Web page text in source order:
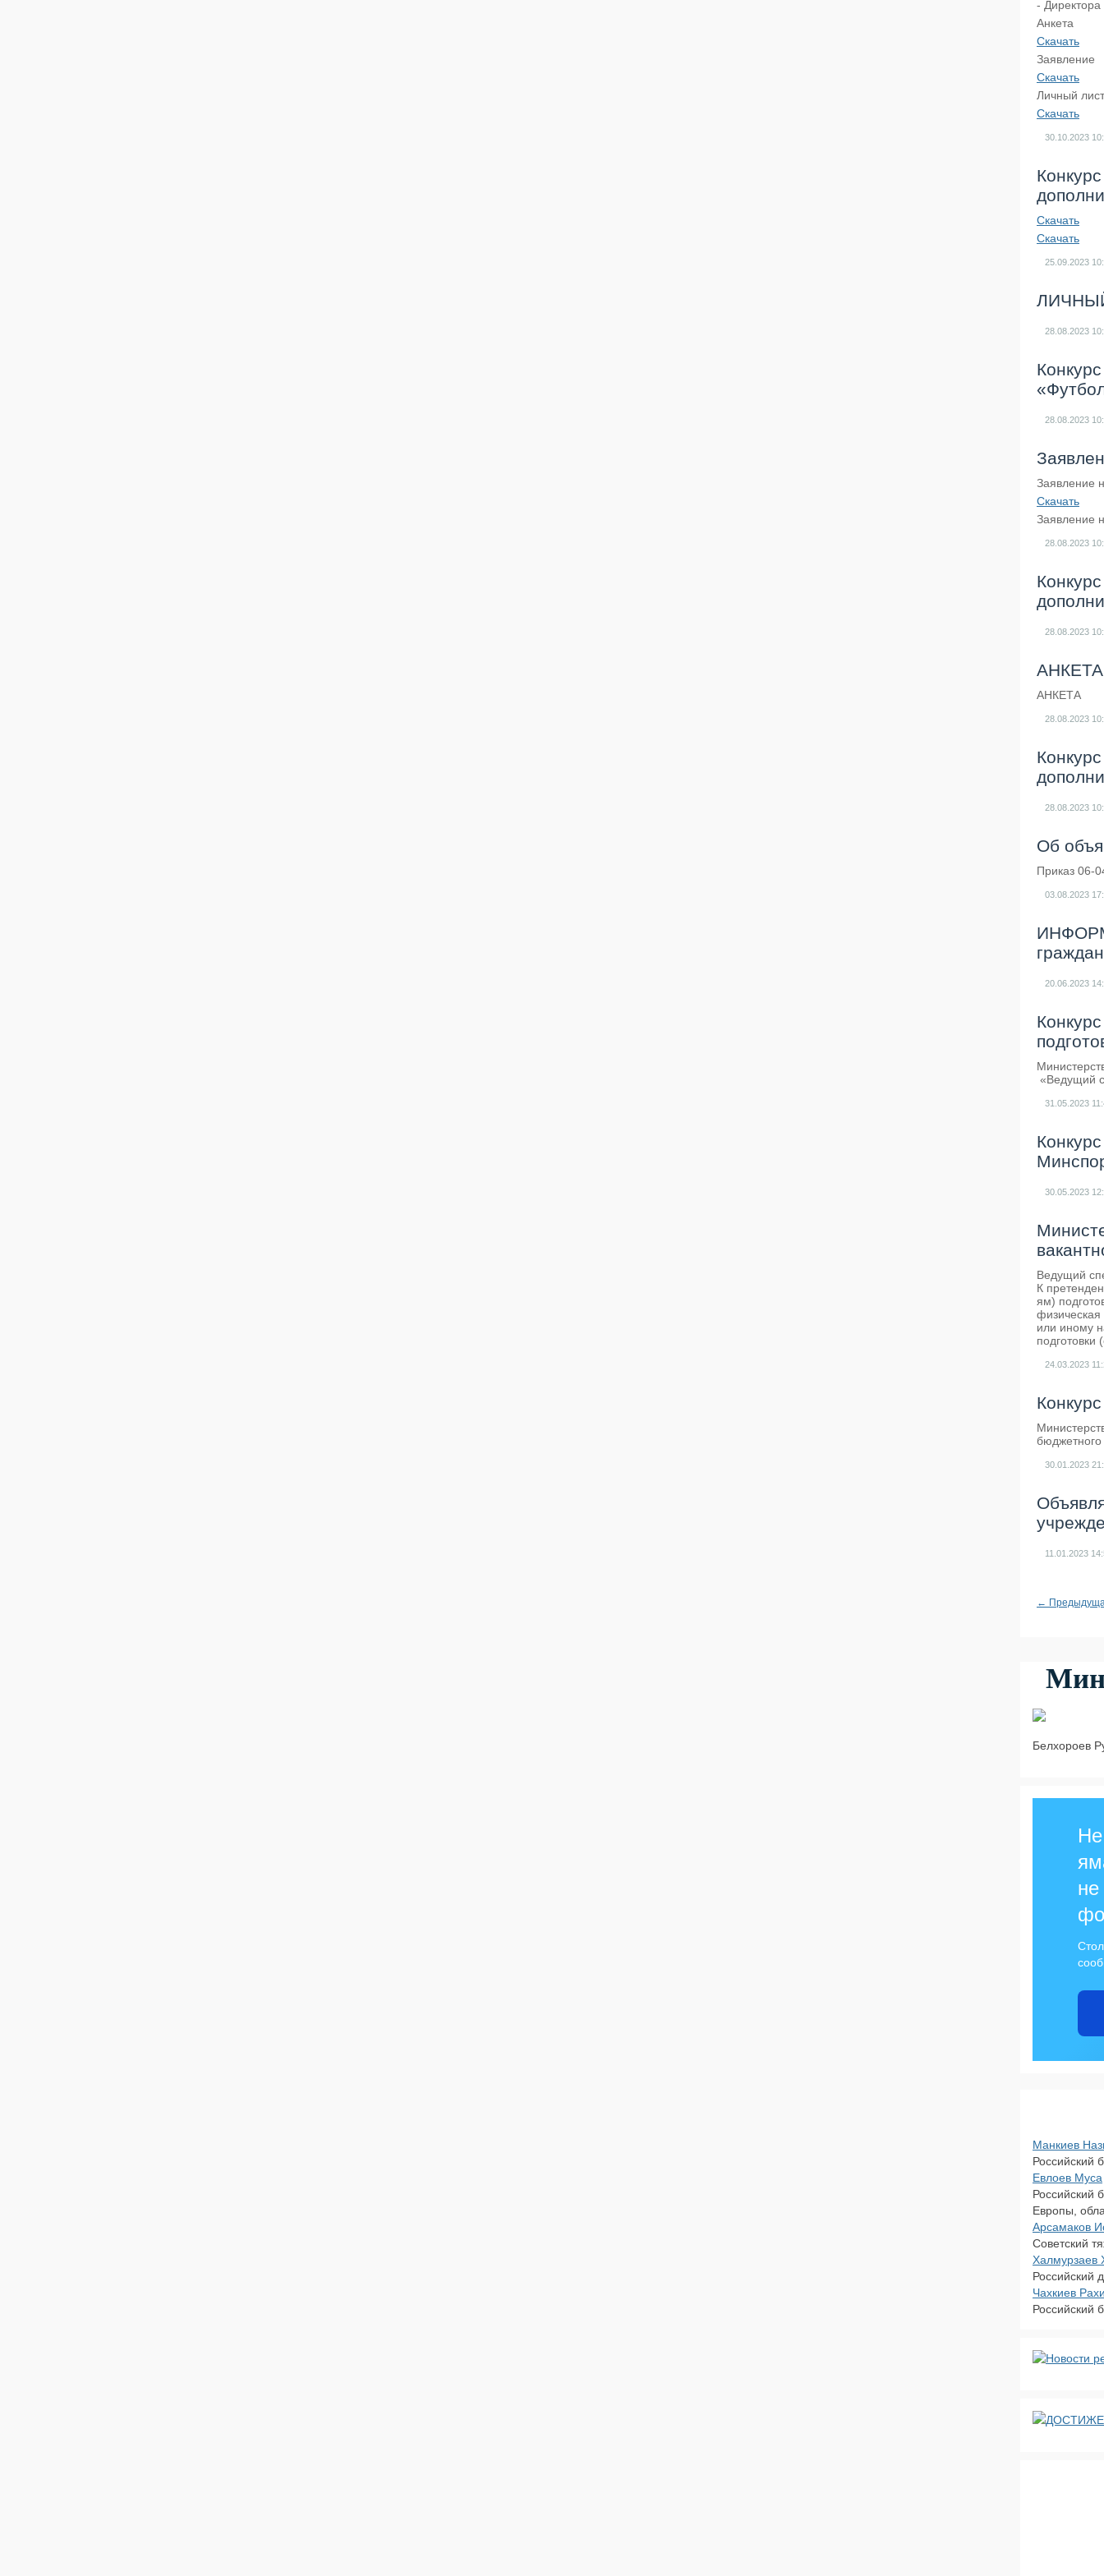
- Директора
Анкета
Скачать
Заявление
Скачать
Личный
Скачать
30.10.2023
Скачать
Скачать
25.09.2023
28.08.2023
28.08.2023
Заявление
Скачать
Заявление
28.08.2023
28.08.2023
АНКЕТА
АНКЕТА
28.08.2023
28.08.2023
Об
Приказ 06-
03.08.2023
20.06.2023
«Ведущий
31.05.2023
30.05.2023
Ведущий
К
ям)
или иному
подготовки
24.03.2023
30.01.2023
11.01.2023
←
Белхороев
не
Манкиев
Российский
Евлоев Муса
Российский
Европы,
Арсамаков
Советский
Халмурзаев
Российский
Чахкиев
Российский